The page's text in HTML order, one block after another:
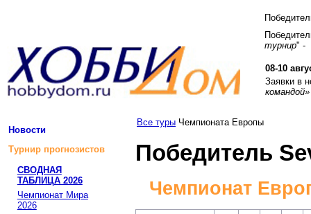
турнир" -
08-10
Заявки в
командой»
Новости
Турнир прогнозистов
СВОДНАЯ
ТАБЛИЦА 2026
Чемпионат Мира
2026
Все туры Чемпионата Европы
Победитель
Чемпионат